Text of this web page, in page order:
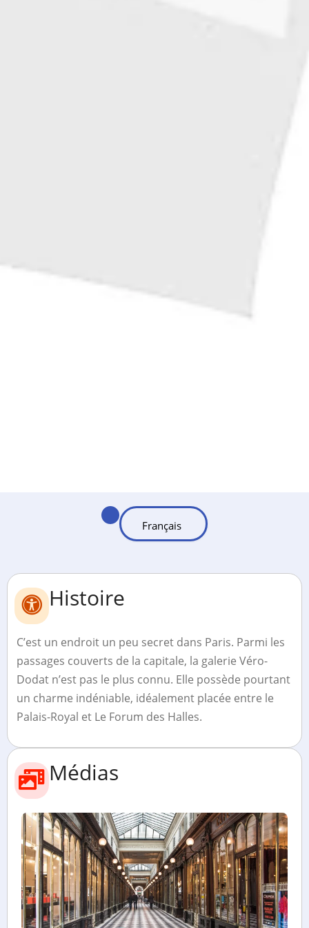
Histoire
C’est un endroit un peu secret dans Paris. Parmi les
passages couverts de la capitale, la galerie Véro-
Dodat n’est pas le plus connu. Elle possède pourtant
un charme indéniable, idéalement placée entre le
Palais-Royal et Le Forum des Halles.
Médias